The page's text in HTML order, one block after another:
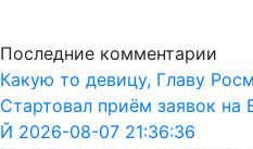
Последние комментарии
Какую то девицу, Главу
Стартовал приём заявок на
Й 2026-08-07 21:36:36